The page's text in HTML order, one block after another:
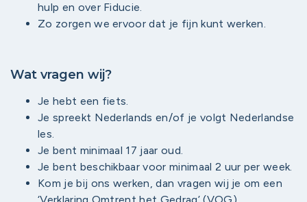
hulp en over Fiducie.
Zo zorgen we ervoor dat je fijn kunt werken.
Wat vragen wij?
Je hebt een fiets.
Je spreekt Nederlands en/of je volgt Nederlandse
les.
Je bent minimaal 17 jaar oud.
Je bent beschikbaar voor minimaal 2 uur per week.
Kom je bij ons werken, dan vragen wij je om een